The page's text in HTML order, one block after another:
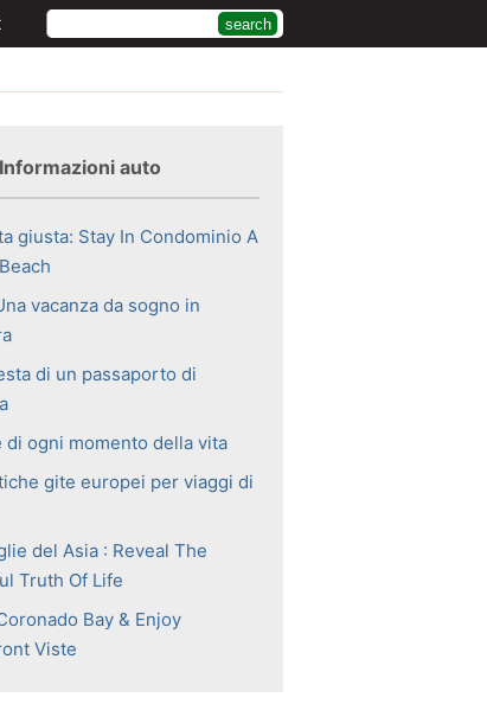
Informazioni auto
giusta: Stay In Condominio A
vacanza da sogno in
di un passaporto di
di ogni momento della vita
gite europei per viaggi di
del Asia : Reveal The
Truth Of Life
Bay & Enjoy
Viste